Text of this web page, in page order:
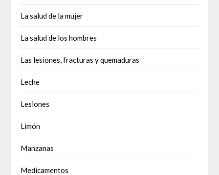
La salud de la mujer
La salud de los hombres
Las lesiones, fracturas y quemaduras
Leche
Lesiones
Limón
Manzanas
Medicamentos